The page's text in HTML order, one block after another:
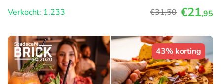
Verkocht: 1.233
€31,50 €21,95
43% korting